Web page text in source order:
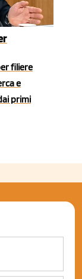
filiere
e
primi